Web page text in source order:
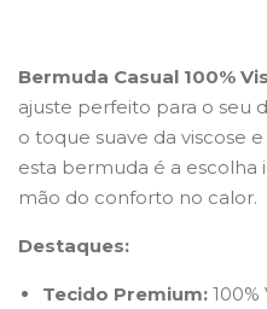
Bermuda Casual 100%
ajuste perfeito para o seu
o toque suave da viscose
esta bermuda é a escolha
mão do conforto no calor.
Destaques:
Tecido Premium: